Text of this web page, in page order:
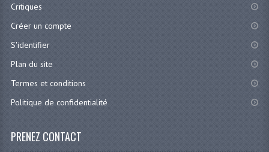
Critiques
Créer un compte
S'identifier
Plan du site
Termes et conditions
Politique de confidentialité
PRENEZ CONTACT